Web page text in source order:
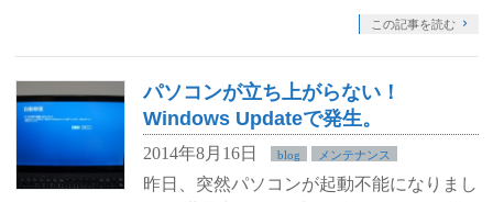
この記事を読む
パソコンが立ち上がらない！
Windows Updateで発生。
2014年8月16日 blog メンテナンス
昨日、突然パソコンが起動不能になりまし